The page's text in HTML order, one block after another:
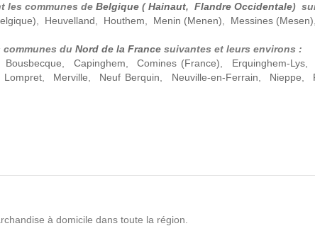
les communes de Belgique (Hainaut, Flandre Occidentale)
Heuvelland Houthem Menin (Menen) Messines (Mesen)
du Nord de la France suivantes et leurs environs :
Bousbecque Capinghem Comines (France) Erquinghem-Lys,
Lompret, Merville Neuf Berquin Neuville-en-Ferrain Nieppe
à domicile dans toute la région.